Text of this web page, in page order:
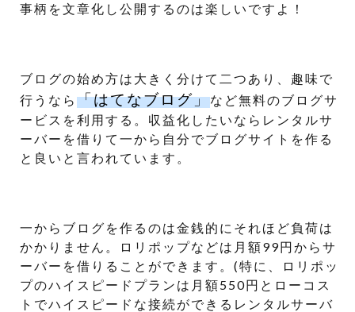
事柄を文章化し公開するのは楽しいですよ！
ブログの始め方は大きく分けて二つあり、趣味で
行うなら 「はてなブログ」など無料のブログサ
ービスを利用する。収益化したいならレンタルサ
ーバーを借りて一から自分でブログサイトを作る
と良いと言われています。
一からブログを作るのは金銭的にそれほど負荷は
かかりません。ロリポップなどは月額99円からサ
ーバーを借りることができます。(特に、ロリポッ
プのハイスピードプランは月額550円とローコス
トでハイスピードな接続ができるレンタルサーバ